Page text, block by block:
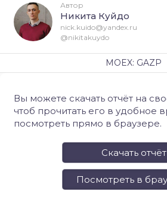
Вы можете скачать отчёт на
чтоб прочитать его в удобное
посмотреть прямо в браузере.
Скачать отчёт
Посмотреть в
Автор
Никита Куйдо
nick.kuido@yandex.ru
@nikitakuydo
MOEX: GAZP